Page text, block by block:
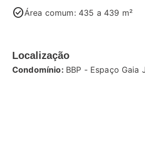
check_circleÁrea comum: 435 a 439 m²
Localização
Condomínio: BBP - Espaço Gaia